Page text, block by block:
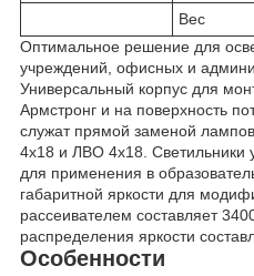
Вес
Оптимальное решение для
учреждений, офисных и
Универсальный корпус для
Армстронг и на поверхность
служат прямой заменой
4x18 и ЛВО 4x18. Светильники
для применения в
габаритной яркости для
рассеивателем составляет
распределения яркости
Особенности